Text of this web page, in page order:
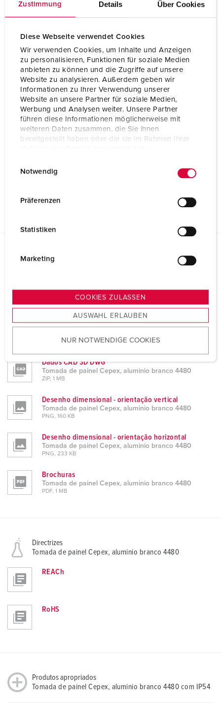
Zustimmung Details Über Cookies
Diese Webseite verwendet Cookies
Wir verwenden Cookies, um Inhalte und Anzeigen
zu personalisieren, Funktionen für soziale Medien
anbieten zu können und die Zugriffe auf unsere
Website zu analysieren. Außerdem geben wir
Informationen zu Ihrer Verwendung unserer
Website an unsere Partner für soziale Medien,
Werbung und Analysen weiter. Unsere Partner
führen diese Informationen möglicherweise mit
weiteren Daten zusammen, die Sie ihnen
bereitgestellt haben oder die sie im Rahmen Ihrer
s
u
w
a
h
Notwendig
Präferenzen
Statistiken
Marketing
COOKIES ZULASSEN
AUSWAHL ERLAUBEN
NUR NOTWENDIGE COOKIES
Folhas de dados e downloads
Tomada de painel Cepex, aluminio branco 4480
PDF, 472 KB
Dados CAD STP
ZIP, 774 KB
Dados CAD 3D DWG
Tomada de painel Cepex, aluminio branco 4480
ZIP, 1 MB
Desenho dimensional - orientação vertical
Tomada de painel Cepex, aluminio branco 4480
PNG, 160 KB
Desenho dimensional - orientação horizontal
Tomada de painel Cepex, aluminio branco 4480
PNG, 233 KB
Brochuras
Tomada de painel Cepex, aluminio branco 4480
PDF, 1 MB
Directrizes
Tomada de painel Cepex, aluminio branco 4480
REACh
RoHS
Produtos apropriados
Tomada de painel Cepex, aluminio branco 4480 com IP54